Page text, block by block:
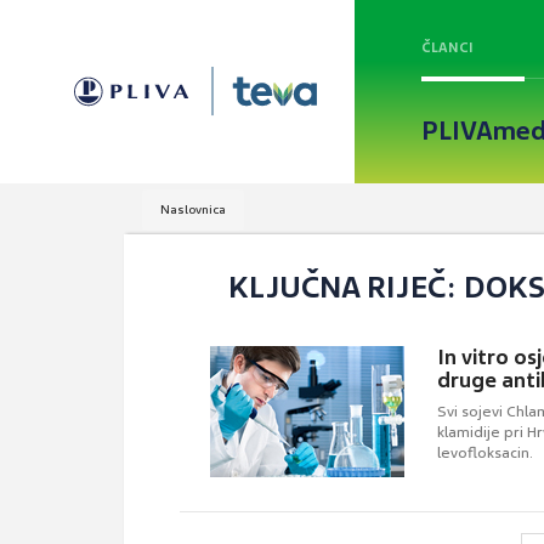
ČLANCI
Naslovnica
KLJUČNA RIJEČ:
In vitro
druge
Svi sojevi
klamidije pri
levofloksacin.